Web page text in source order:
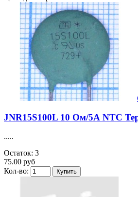
JNR15S100L 10 Ом/5А NTC
.....
Остаток: 3
75.00 руб
Кол-во: